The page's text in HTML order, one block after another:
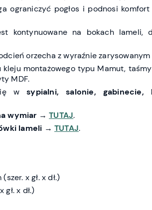
ograniczyć pogłos i podnosi komfort
kontynuowane na bokach lameli,
orzecha z wyraźnie zarysowanym
montażowego typu Mamut,
MDF.
się wsypialni, salonie, gabinecie,
wymiar →TUTAJ.
lameli → TUTAJ.
x gł. x dł.)
gł. x dł.)